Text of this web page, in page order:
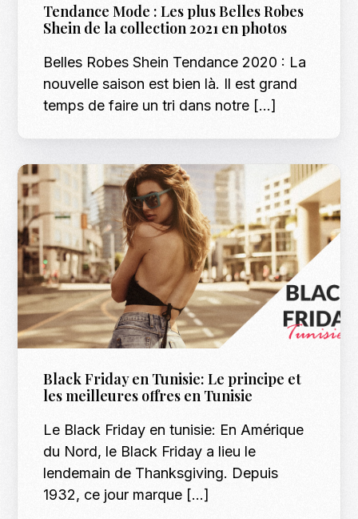
Tendance Mode : Les plus Belles Robes
Shein de la collection 2021 en photos
Belles Robes Shein Tendance 2020 : La
nouvelle saison est bien là. Il est grand
temps de faire un tri dans notre […]
Black Friday en Tunisie: Le principe et
les meilleures offres en Tunisie
Le Black Friday en tunisie: En Amérique
du Nord, le Black Friday a lieu le
lendemain de Thanksgiving. Depuis
1932, ce jour marque […]